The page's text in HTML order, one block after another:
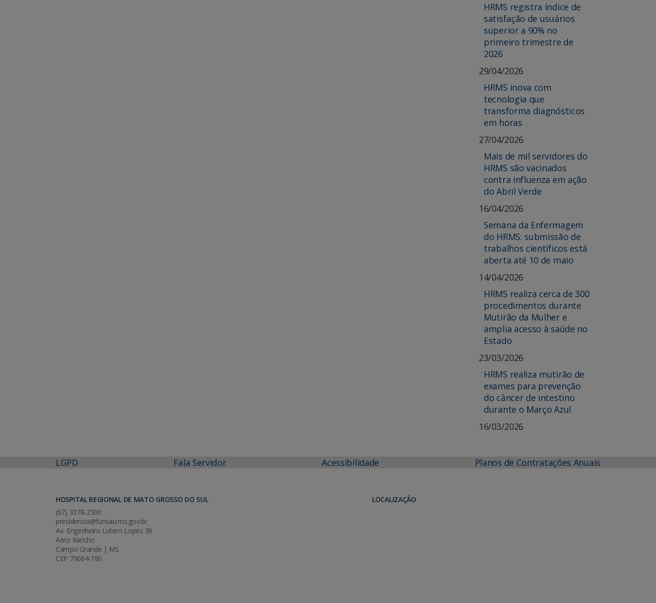
HRMS registra índice de
satisfação de usuários
superior a 90% no
primeiro trimestre de
2026
29/04/2026
HRMS inova com
tecnologia que
transforma diagnósticos
em horas
27/04/2026
Mais de mil servidores do
HRMS são vacinados
contra influenza em ação
do Abril Verde
16/04/2026
Semana da Enfermagem
do HRMS: submissão de
trabalhos científicos está
aberta até 10 de maio
14/04/2026
HRMS realiza cerca de 300
procedimentos durante
Mutirão da Mulher e
amplia acesso à saúde no
Estado
23/03/2026
HRMS realiza mutirão de
exames para prevenção
do câncer de intestino
durante o Março Azul
16/03/2026
LGPD Fala Servidor Acessibilidade Planos de Contratações Anuais
HOSPITAL REGIONAL DE MATO GROSSO DO SUL
(67) 3378-2500
presidencia@funsau.ms.gov.br
Av. Engenheiro Lutero Lopes 36
Aero Rancho
Campo Grande | MS
CEP 79084-180
LOCALIZAÇÃO